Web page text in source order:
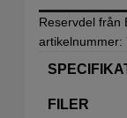
Reservdel från
artikelnummer:
FILER